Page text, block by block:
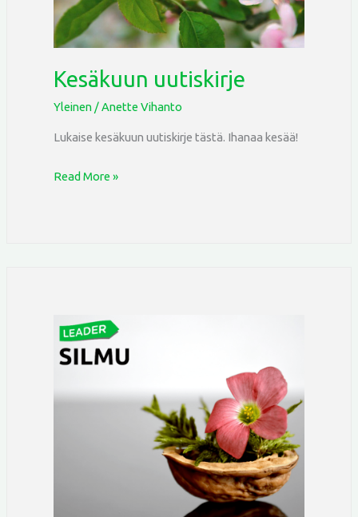
Kesäkuun uutiskirje
Yleinen /Anette Vihanto
Lukaise kesäkuun uutiskirje tästä. Ihanaa kesää!
Read More »
Tuloksellinen
vuosi
2024